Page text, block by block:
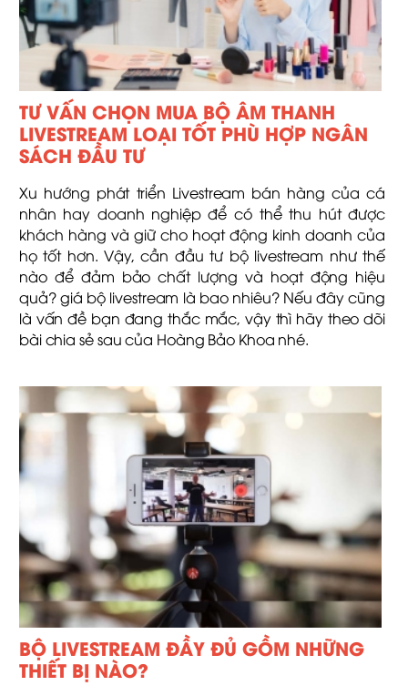
TƯ VẤN CHỌN MUA BỘ ÂM THANH
LIVESTREAM LOẠI TỐT PHÙ HỢP NGÂN
SÁCH ĐẦU TƯ
Xu hướng phát triển Livestream bán hàng của cá
nhân hay doanh nghiệp để có thể thu hút được
khách hàng và giữ cho hoạt động kinh doanh của
họ tốt hơn. Vậy, cần đầu tư bộ livestream như thế
nào để đảm bảo chất lượng và hoạt động hiệu
quả? giá bộ livestream là bao nhiêu? Nếu đây cũng
là vấn đề bạn đang thắc mắc, vậy thì hãy theo dõi
bài chia sẻ sau của Hoàng Bảo Khoa nhé.
BỘ LIVESTREAM ĐẦY ĐỦ GỒM NHỮNG
THIẾT BỊ NÀO?